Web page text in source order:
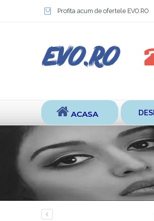
Profita acum de ofertele EVO.RO
ACASA